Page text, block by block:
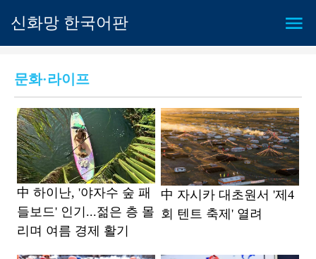
신화망 한국어판
문화·라이프
中 하이난, '야자수 숲 패
들보드' 인기...젊은 층 몰
리며 여름 경제 활기
中 자시카 대초원서 '제4
회 텐트 축제' 열려